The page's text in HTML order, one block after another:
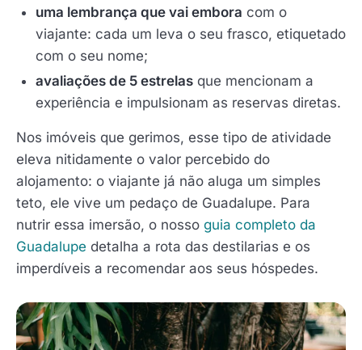
uma lembrança que vai embora com o
viajante: cada um leva o seu frasco, etiquetado
com o seu nome;
avaliações de 5 estrelas que mencionam a
experiência e impulsionam as reservas diretas.
Nos imóveis que gerimos, esse tipo de atividade
eleva nitidamente o valor percebido do
alojamento: o viajante já não aluga um simples
teto, ele vive um pedaço de Guadalupe. Para
nutrir essa imersão, o nosso guia completo da
Guadalupe detalha a rota das destilarias e os
imperdíveis a recomendar aos seus hóspedes.